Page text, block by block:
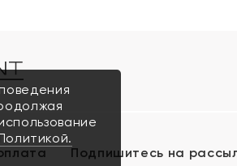
Подпишитесь на